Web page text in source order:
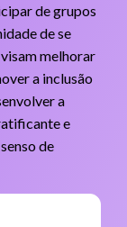
de grupos
de se
melhorar
a inclusão
a
e
de